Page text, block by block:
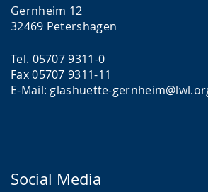
Gernheim 12
32469 Petershagen
Tel. 05707 9311-0
Fax 05707 9311-11
E-Mail: glashuette-
Social Media